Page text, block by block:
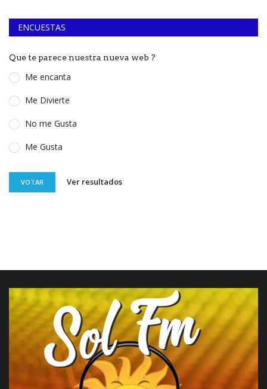
ENCUESTAS
Que te parece nuestra nueva web ?
Me encanta
Me Divierte
No me Gusta
Me Gusta
VOTAR Ver resultados